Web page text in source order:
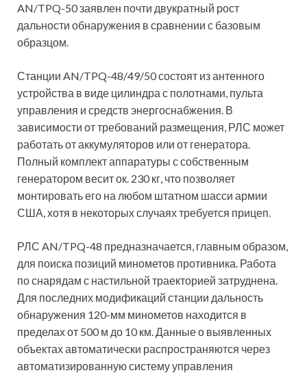
AN/TPQ-50 заявлен почти двукратный рост
дальности обнаружения в сравнении с базовым
образцом.
Станции AN/TPQ-48/49/50 состоят из антенного
устройства в виде цилиндра с полотнами, пульта
управления и средств энергоснабжения. В
зависимости от требований размещения, РЛС может
работать от аккумуляторов или от генератора.
Полный комплект аппаратуры с собственным
генератором весит ок. 230 кг, что позволяет
монтировать его на любом штатном шасси армии
США, хотя в некоторых случаях требуется прицеп.
РЛС AN/TPQ-48 предназначается, главным образом,
для поиска позиций минометов противника. Работа
по снарядам с настильной траекторией затруднена.
Для последних модификаций станции дальность
обнаружения 120-мм минометов находится в
пределах от 500 м до 10 км. Данные о выявленных
объектах автоматически распространяются через
автоматизированную систему управления